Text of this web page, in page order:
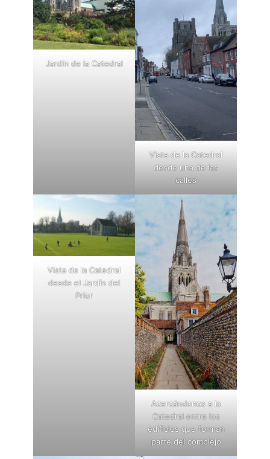
Jardín de la Catedral
Vista de la Catedral
desde una de las
calles
Vista de la Catedral
desde el Jardín del
Prior
Acercándonos a la
Catedral entre los
edificios que forman
parte del complejo